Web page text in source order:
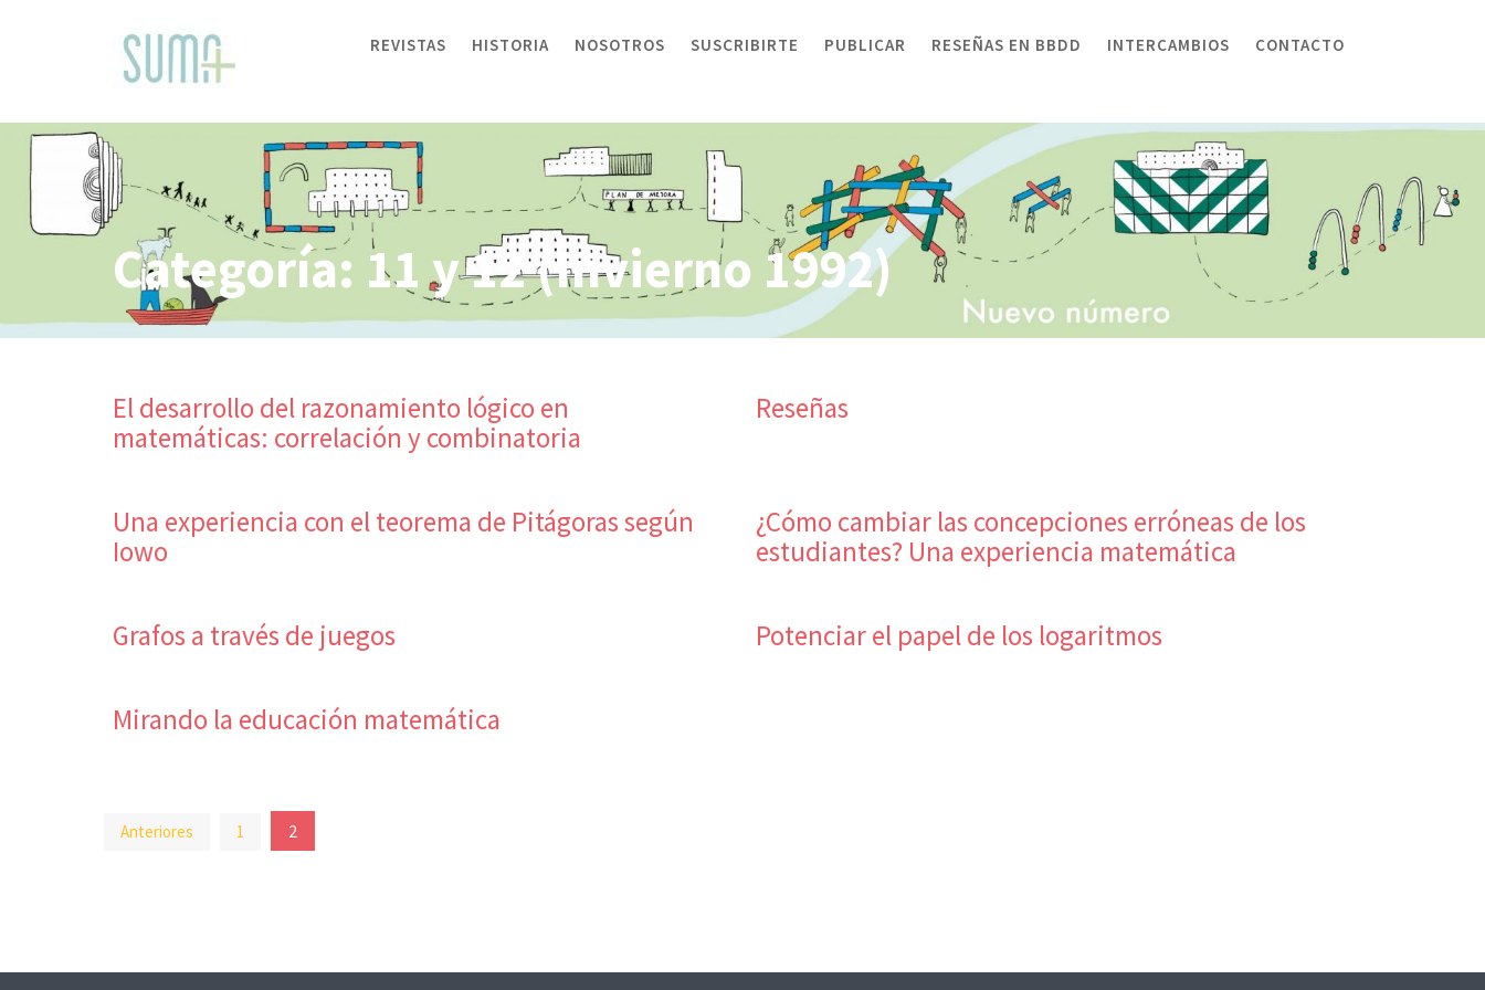
REVISTAS HISTORIA NOSOTROS SUSCRIBIRTE PUBLICAR RESEÑAS EN BBDD INTERCAMBIOS CONTACTO
Categoría: 11 y 12 (Invierno 1992)
El desarrollo del razonamiento lógico en
matemáticas: correlación y combinatoria
Reseñas
Una experiencia con el teorema de Pitágoras según
Iowo
¿Cómo cambiar las concepciones erróneas de los
estudiantes? Una experiencia matemática
Grafos a través de juegos Potenciar el papel de los logaritmos
Mirando la educación matemática
Paginación
Anteriores 1 2